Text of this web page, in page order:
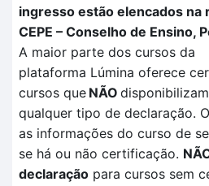
ingresso estão elencados na
CEPE – Conselho de Ensino,
A maior parte dos cursos da
plataforma Lúmina oferece
cursos que NÃO
qualquer tipo de declaração.
as informações do curso de
se há ou não certificação.
declaração para cursos sem